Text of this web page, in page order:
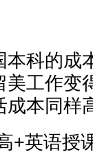
科的成
工作变
成本同样
+英语授